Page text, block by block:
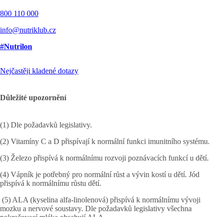
800 110 000
info@nutriklub.cz
#Nutrilon
Nejčastěji kladené dotazy
Důležité upozornění
(1) Dle požadavků legislativy.
(2) Vitamíny C a D přispívají k normální funkci imunitního systému.
(3) Železo přispívá k normálnímu rozvoji poznávacích funkcí u dětí.
(4) Vápník je potřebný pro normální růst a vývin kostí u dětí. Jód
přispívá k normálnímu růstu dětí.
(5) ALA (kyselina alfa-linolenová) přispívá k normálnímu vývoji
mozku a nervové soustavy. Dle požadavků legislativy všechna